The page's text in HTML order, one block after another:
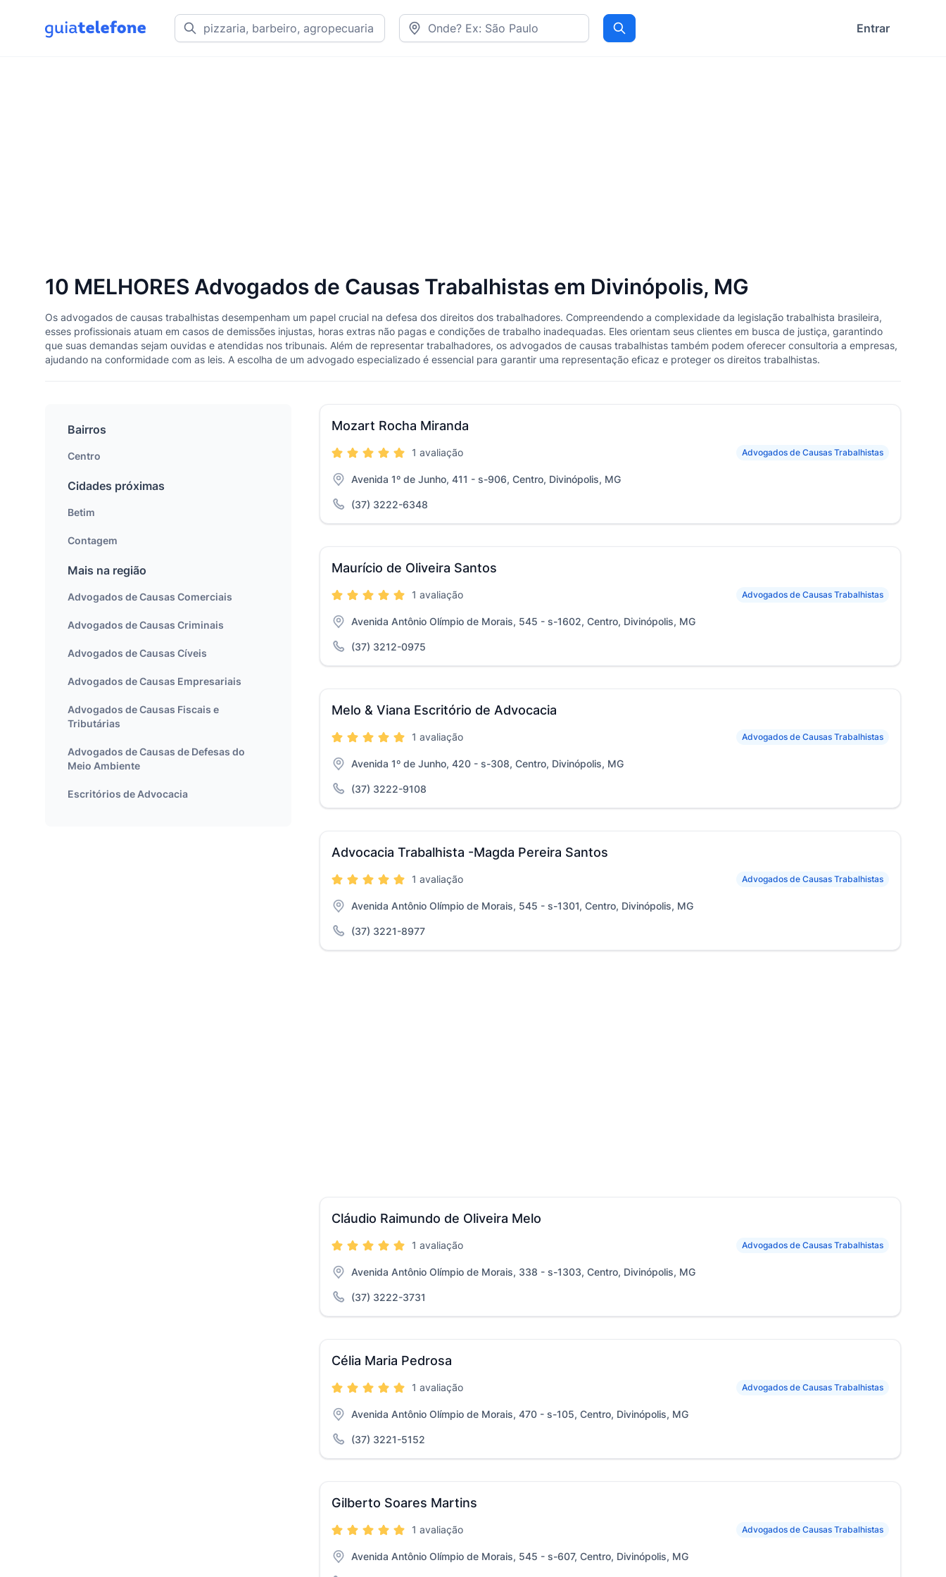
Procurar Entrar
10 MELHORES Advogados de Causas Trabalhistas em Divinópolis, MG
Os advogados de causas trabalhistas desempenham um papel crucial na defesa dos direitos dos trabalhadores. Compreendendo a complexidade da legislação trabalhista brasileira,
esses profissionais atuam em casos de demissões injustas, horas extras não pagas e condições de trabalho inadequadas. Eles orientam seus clientes em busca de justiça, garantindo
que suas demandas sejam ouvidas e atendidas nos tribunais. Além de representar trabalhadores, os advogados de causas trabalhistas também podem oferecer consultoria a empresas,
ajudando na conformidade com as leis. A escolha de um advogado especializado é essencial para garantir uma representação eficaz e proteger os direitos trabalhistas.
Mozart Rocha Miranda
Advogados de Causas Trabalhistas
1 avaliação
Avenida 1º de Junho, 411 - s-906, Centro, Divinópolis, MG
(37) 3222-6348
Maurício de Oliveira Santos
Advogados de Causas Trabalhistas
1 avaliação
Avenida Antônio Olímpio de Morais, 545 - s-1602, Centro, Divinópolis, MG
(37) 3212-0975
Melo & Viana Escritório de Advocacia
Advogados de Causas Trabalhistas
1 avaliação
Avenida 1º de Junho, 420 - s-308, Centro, Divinópolis, MG
(37) 3222-9108
Advocacia Trabalhista -Magda Pereira Santos
Advogados de Causas Trabalhistas
1 avaliação
Avenida Antônio Olímpio de Morais, 545 - s-1301, Centro, Divinópolis, MG
(37) 3221-8977
Cláudio Raimundo de Oliveira Melo
Advogados de Causas Trabalhistas
1 avaliação
Avenida Antônio Olímpio de Morais, 338 - s-1303, Centro, Divinópolis, MG
(37) 3222-3731
Célia Maria Pedrosa
Advogados de Causas Trabalhistas
1 avaliação
Avenida Antônio Olímpio de Morais, 470 - s-105, Centro, Divinópolis, MG
(37) 3221-5152
Gilberto Soares Martins
Advogados de Causas Trabalhistas
1 avaliação
Avenida Antônio Olímpio de Morais, 545 - s-607, Centro, Divinópolis, MG
Bairros
Centro
Cidades próximas
Betim
Contagem
Mais na região
Advogados de Causas Comerciais
Advogados de Causas Criminais
Advogados de Causas Cíveis
Advogados de Causas Empresariais
Advogados de Causas Fiscais e
Tributárias
Advogados de Causas de Defesas do
Meio Ambiente
Escritórios de Advocacia